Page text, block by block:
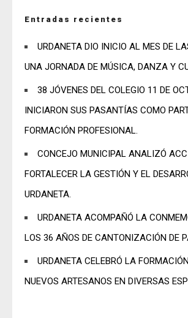
Entradas recientes
URDANETA DIO INICIO AL MES DE
UNA JORNADA DE MÚSICA, DANZA Y
38 JÓVENES DEL COLEGIO 11 DE
INICIARON SUS PASANTÍAS COMO
FORMACIÓN PROFESIONAL.
CONCEJO MUNICIPAL ANALIZÓ
FORTALECER LA GESTIÓN Y EL
URDANETA.
URDANETA ACOMPAÑÓ LA
LOS 36 AÑOS DE CANTONIZACIÓN DE
URDANETA CELEBRÓ LA
NUEVOS ARTESANOS EN DIVERSAS